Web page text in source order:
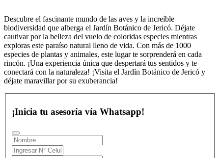
Descubre el fascinante mundo de las aves y la increíble
biodiversidad que alberga el Jardín Botánico de Jericó. Déjate
cautivar por la belleza del vuelo de coloridas especies mientras
exploras este paraíso natural lleno de vida. Con más de 1000
especies de plantas y animales, este lugar te sorprenderá en cada
rincón. ¡Una experiencia única que despertará tus sentidos y te
conectará con la naturaleza! ¡Visita el Jardín Botánico de Jericó y
déjate maravillar por su exuberancia!
¡Inicia tu asesoría vía Whatsapp!